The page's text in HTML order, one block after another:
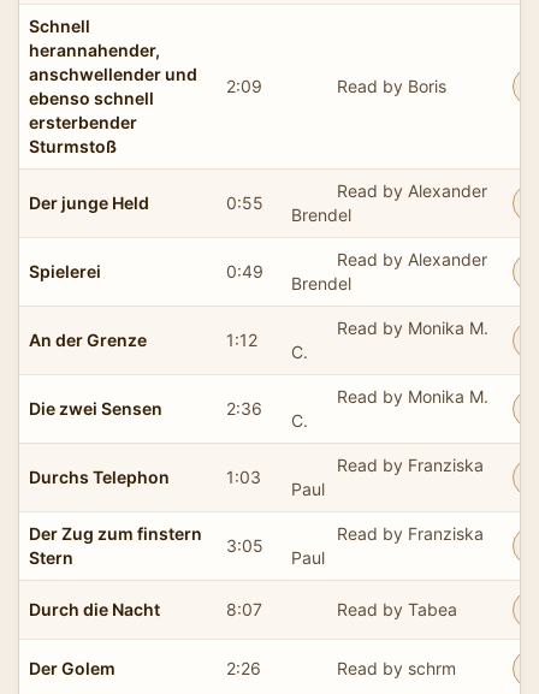
Schnell
herannahender,
anschwellender und
ebenso schnell
ersterbender
Sturmstoß
2:09 Read by Boris
Der junge Held 0:55
Read by Alexander
Brendel
Spielerei 0:49
Read by Alexander
Brendel
An der Grenze 1:12
Read by Monika M.
C.
Die zwei Sensen 2:36
Read by Monika M.
C.
Durchs Telephon 1:03
Read by Franziska
Paul
Der Zug zum finstern
Stern
3:05
Read by Franziska
Paul
Durch die Nacht 8:07 Read by Tabea
Der Golem 2:26 Read by schrm